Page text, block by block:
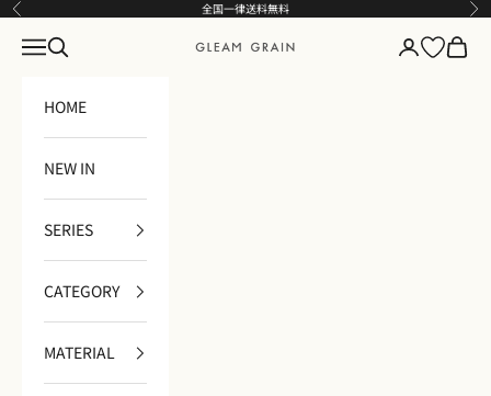
コンテンツへスキップ
前へ 全国一律送料無料 次
GLEAM GRAIN
メニュー
検索 ログインカート
HOME
NEW IN
SERIES
CATEGORY
MATERIAL